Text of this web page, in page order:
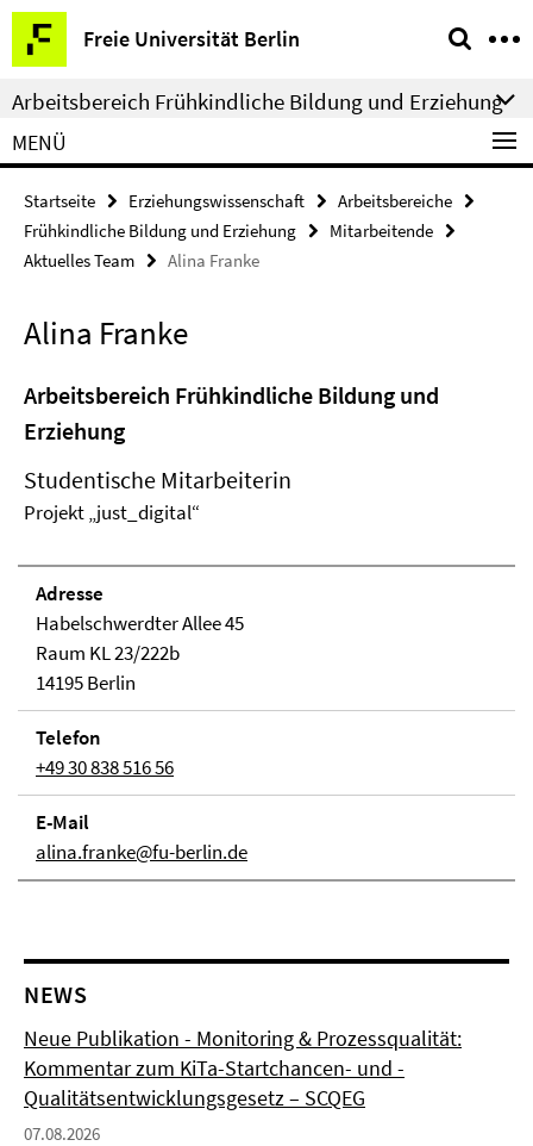
Springe
direkt
zu
Inhalt
Freie Universität Berlin
Service-
Navigation
Arbeitsbereich Frühkindliche Bildung und Erziehung
MENÜ
Startseite Erziehungswissenschaft
Arbeitsbereiche
Frühkindliche Bildung und Erziehung
Mitarbeitende
Aktuelles Team
Alina Franke
Alina Franke
Arbeitsbereich Frühkindliche Bildung und
Erziehung
Studentische Mitarbeiterin
Projekt „just_digital“
Adresse
Habelschwerdter Allee 45
Raum KL 23/222b
14195 Berlin
Telefon
+49 30 838 516 56
E-Mail
alina.franke@fu-berlin.de
NEWS
Neue Publikation - Monitoring & Prozessqualität:
Kommentar zum KiTa-Startchancen- und -
Qualitätsentwicklungsgesetz – SCQEG
07.08.2026